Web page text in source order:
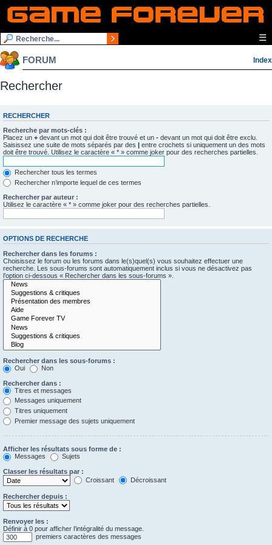
☰
FORUM Index
Rechercher
RECHERCHER
Recherche par mots-clés :
Placez un + devant un mot qui doit être trouvé et un - devant un mot qui doit être exclu.
Saisissez une suite de mots séparés par des | entre crochets si uniquement un des mots
doit être trouvé. Utilisez le caractère « * » comme joker pour des recherches partielles.
Rechercher tous les termes
Rechercher n’importe lequel de ces termes
Rechercher par auteur :
Utilisez le caractère « * » comme joker pour des recherches partielles.
OPTIONS DE RECHERCHE
Rechercher dans les forums :
Choisissez le forum ou les forums dans le(s)quel(s) vous souhaitez effectuer une
recherche. Les sous-forums sont automatiquement inclus si vous ne désactivez pas
l’option ci-dessous « Rechercher dans les sous-forums ».
Rechercher dans les sous-forums :
Oui
Non
Rechercher dans :
Titres et messages
Messages uniquement
Titres uniquement
Premier message des sujets uniquement
Afficher les résultats sous forme de :
Messages
Sujets
Classer les résultats par :
Croissant
Décroissant
Rechercher depuis :
Renvoyer les :
Définir à 0 pour afficher l’intégralité du message.
premiers caractères des messages